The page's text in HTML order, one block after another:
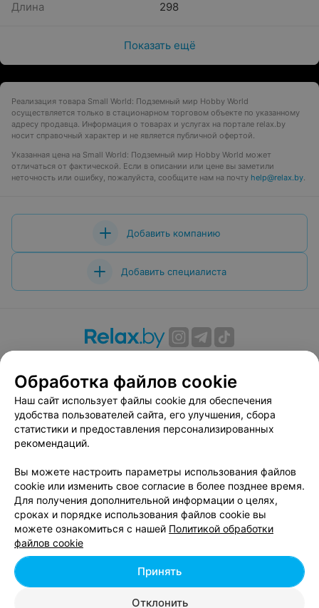
Длина
298
Показать ещё
Реализация товара Small World: Подземный мир Hobby World
осуществляется только в стационарном торговом объекте по указанному
адресу продавца. Информация о товарах и услугах на портале relax.by
носит справочный характер и не является публичной офертой.
Указанная цена на Small World: Подземный мир Hobby World может
отличаться от фактической. Если в описании или цене вы заметили
неточность или ошибку, пожалуйста, сообщите нам на почту help@relax.by.
Добавить компанию
Добавить специалиста
Вакансии
Публичный договор
Способы оплаты
Публичный договор по использованию сервиса
«Афиша»
Пользовательское соглашение
Связаться по вопросам сотрудничества
Написать руководителю relax.by
Персональные настройки cookie
Обработка персональных данных
© 2026 ООО «Артокс Лаб», УНП 191700409, регистрирующий орган -
| 220012, Республика Беларусь, г. Минск,
Обработка файлов cookie
Наш сайт использует файлы cookie для обеспечения
удобства пользователей сайта, его улучшения, сбора
статистики и предоставления персонализированных
рекомендаций.
Вы можете настроить параметры использования файлов
cookie или изменить свое согласие в более позднее время.
Для получения дополнительной информации о целях,
сроках и порядке использования файлов cookie вы
можете ознакомиться с нашей Политикой обработки
файлов cookie
Отклонить
Принять